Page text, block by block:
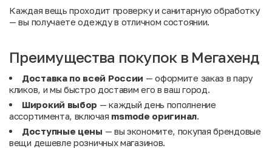
Каждая вещь проходит проверку и санитарную обработку
— вы получаете одежду в отличном состоянии.
Преимущества покупок в Мегахенд
Доставка по всей России — оформите заказ в пару
кликов, и мы быстро доставим его в ваш город.
Широкий выбор — каждый день пополнение
ассортимента, включая msmode оригинал.
Доступные цены — вы экономите, покупая брендовые
вещи дешевле розничных магазинов.